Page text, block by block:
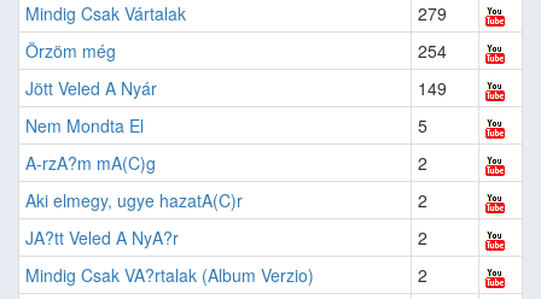
Mindig Csak Vártalak
279
Örzöm még
254
Jött Veled A Nyár
149
Nem Mondta El
5
A-rzA?m mA(C)g
2
Aki elmegy, ugye hazatA(C)r
2
JA?tt Veled A NyA?r
2
Mindig Csak VA?rtalak (Album Verzio)
2